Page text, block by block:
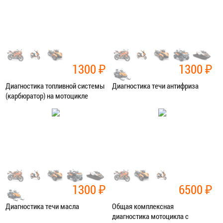
1300₽
Диагностика топливной системы
(карбюратор) на мотоцикле
Диагностика
1300₽
Диагностика течи антифриза
Диагностика
1300₽
Диагностика течи масла
6500₽
Общая комплексная
диагностика мотоцикла с